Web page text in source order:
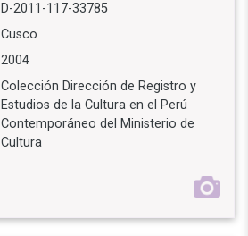
D-2011-117-33785
Cusco
2004
Colección Dirección de Registro y
Estudios de la Cultura en el Perú
Contemporáneo del Ministerio de
Cultura